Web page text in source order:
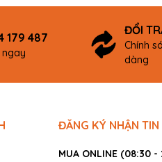
179 487
ĐỔI
Chính
dàng
ĐĂNG KÝ NHẬN TIN
MUA ONLINE (08:30 -